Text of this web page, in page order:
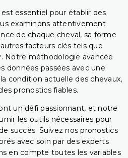
essentiel pour établir des
examinons attentivement
de chaque cheval, sa forme
facteurs clés tels que
Notre méthodologie avancée
données passées avec une
condition actuelle des chevaux,
pronostics fiables.
un défi passionnant, et notre
les outils nécessaires pour
succès. Suivez nos pronostics
avec soin par des experts
en compte toutes les variables